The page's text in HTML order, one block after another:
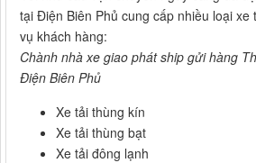
tại Điện Biên Phủ cung cấp nhiều loại xe
vụ khách hàng:
Chành nhà xe giao phát ship gửi hàng
Điện Biên Phủ
Xe tải thùng kín
Xe tải thùng bạt
Xe tải đông lạnh